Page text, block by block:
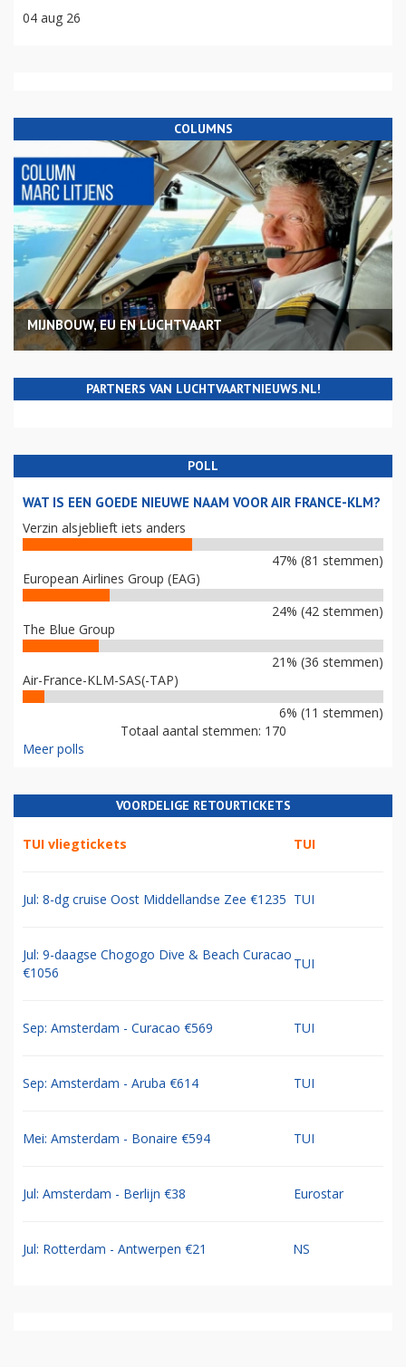
04 aug 26
COLUMNS
MIJNBOUW, EU EN LUCHTVAART
PARTNERS VAN LUCHTVAARTNIEUWS.NL!
POLL
WAT IS EEN GOEDE NIEUWE NAAM VOOR AIR FRANCE-KLM?
Verzin alsjeblieft iets anders
47% (81 stemmen)
European Airlines Group (EAG)
24% (42 stemmen)
The Blue Group
21% (36 stemmen)
Air-France-KLM-SAS(-TAP)
6% (11 stemmen)
Totaal aantal stemmen: 170
Meer polls
VOORDELIGE RETOURTICKETS
TUI vliegtickets TUI
Jul: 8-dg cruise Oost Middellandse Zee €1235 TUI
Jul: 9-daagse Chogogo Dive & Beach Curacao
€1056
TUI
Sep: Amsterdam - Curacao €569 TUI
Sep: Amsterdam - Aruba €614 TUI
Mei: Amsterdam - Bonaire €594 TUI
Jul: Amsterdam - Berlijn €38 Eurostar
Jul: Rotterdam - Antwerpen €21 NS